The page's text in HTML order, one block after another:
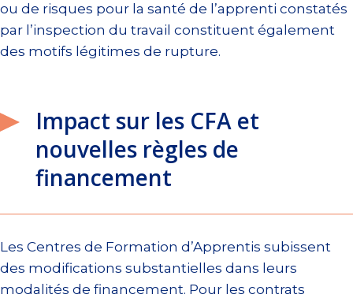
ou de risques pour la santé de l’apprenti constatés
par l’inspection du travail constituent également
des motifs légitimes de rupture.
Impact sur les CFA et
nouvelles règles de
financement
Les Centres de Formation d’Apprentis subissent
des modifications substantielles dans leurs
modalités de financement. Pour les contrats